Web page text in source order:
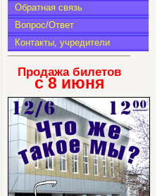
Обратная связь
Вопрос/Ответ
Контакты, учредители
Продажа билетов
с 8 июня